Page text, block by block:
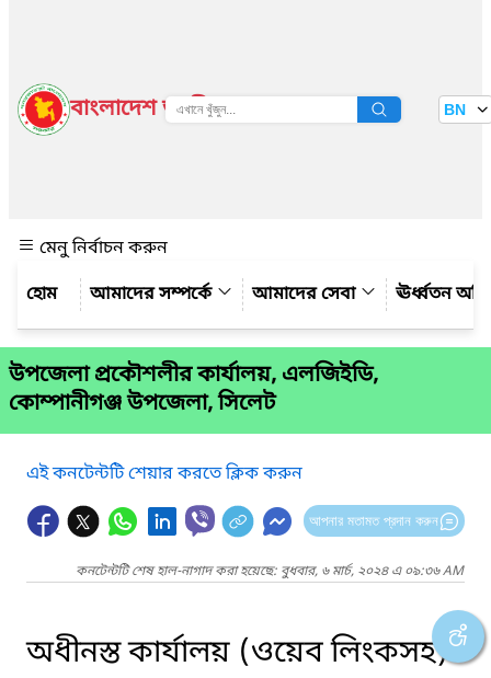
বাংলাদেশ জাতীয় তথ্য বাতায়ন BN
মেনু নির্বাচন করুন
আমাদের সম্পর্কে
আমাদের সেবা ঊর্ধ্বতন
উপজেলা প্রকৌশলীর কার্যালয়, এলজিইডি,
কোম্পানীগঞ্জ উপজেলা, সিলেট
এই কনটেন্টটি শেয়ার করতে ক্লিক করুন
আপনার মতামত প্রদান করুন
কনটেন্টটি শেষ হাল-নাগাদ করা হয়েছে: বুধবার, ৬ মার্চ, ২০২৪ এ ০৯:৩৬ AM
অধীনস্ত কার্যালয় (ওয়েব লিংকসহ)